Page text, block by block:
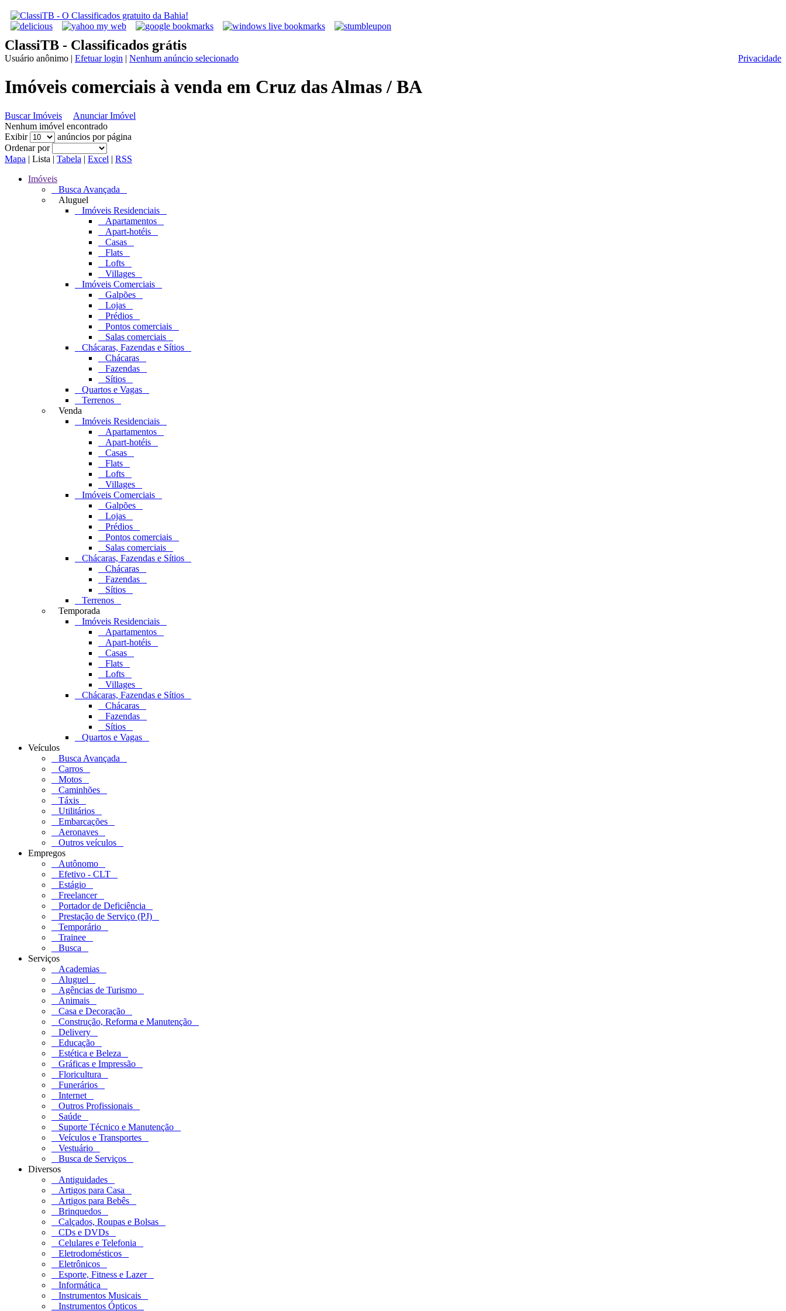
ClassiTB - Classificados grátis
Privacidade
Usuário anônimo | Efetuar login | Nenhum anúncio selecionado
Imóveis comerciais à venda em Cruz das Almas / BA
Buscar Imóveis
Anunciar Imóvel
Nenhum imóvel encontrado
Exibir
anúncios por página
Ordenar por
Mapa | Lista | Tabela | Excel | RSS
Imóveis
Busca Avançada
Aluguel
Imóveis Residenciais
Apartamentos
Apart-hotéis
Casas
Flats
Lofts
Villages
Imóveis Comerciais
Galpões
Lojas
Prédios
Pontos comerciais
Salas comerciais
Chácaras, Fazendas e Sítios
Chácaras
Fazendas
Sítios
Quartos e Vagas
Terrenos
Venda
Imóveis Residenciais
Apartamentos
Apart-hotéis
Casas
Flats
Lofts
Villages
Imóveis Comerciais
Galpões
Lojas
Prédios
Pontos comerciais
Salas comerciais
Chácaras, Fazendas e Sítios
Chácaras
Fazendas
Sítios
Terrenos
Temporada
Imóveis Residenciais
Apartamentos
Apart-hotéis
Casas
Flats
Lofts
Villages
Chácaras, Fazendas e Sítios
Chácaras
Fazendas
Sítios
Quartos e Vagas
Veículos
Busca Avançada
Carros
Motos
Caminhões
Táxis
Utilitários
Embarcações
Aeronaves
Outros veículos
Empregos
Autônomo
Efetivo - CLT
Estágio
Freelancer
Portador de Deficiência
Prestação de Serviço (PJ)
Temporário
Trainee
Busca
Serviços
Academias
Aluguel
Agências de Turismo
Animais
Casa e Decoração
Construção, Reforma e Manutenção
Delivery
Educação
Estética e Beleza
Gráficas e Impressão
Floricultura
Funerários
Internet
Outros Profissionais
Saúde
Suporte Técnico e Manutenção
Veículos e Transportes
Vestuário
Busca de Serviços
Diversos
Antiguidades
Artigos para Casa
Artigos para Bebês
Brinquedos
Calçados, Roupas e Bolsas
CDs e DVDs
Celulares e Telefonia
Eletrodomésticos
Eletrônicos
Esporte, Fitness e Lazer
Informática
Instrumentos Musicais
Instrumentos Ópticos